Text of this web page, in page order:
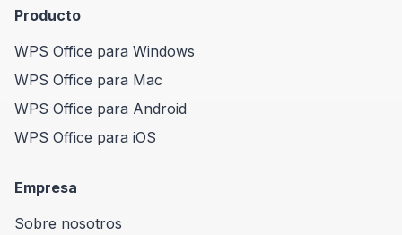
Producto
WPS Office para Windows
WPS Office para Mac
WPS Office para Android
WPS Office para iOS
Empresa
Sobre nosotros